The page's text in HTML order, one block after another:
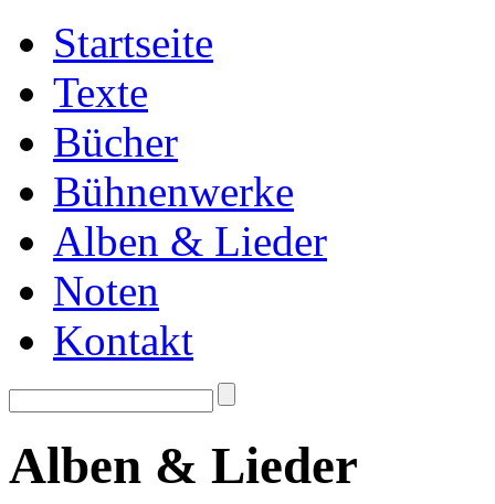
Startseite
Texte
Bücher
Bühnenwerke
Alben & Lieder
Noten
Kontakt
Alben & Lieder